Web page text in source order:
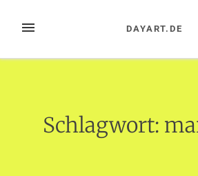
InhaltMENÜ DAYART.DE
Schlagwort: